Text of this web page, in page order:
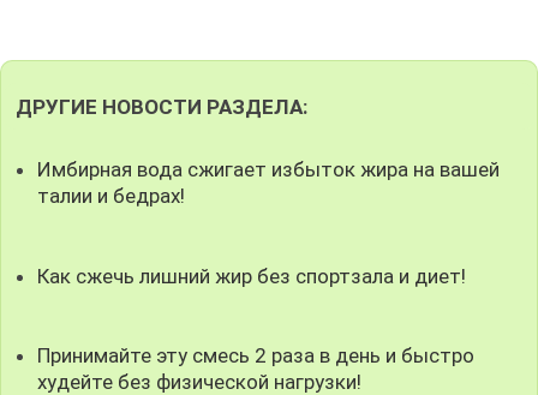
ДРУГИЕ НОВОСТИ РАЗДЕЛА:
Имбирная вода сжигает избыток жира на вашей
талии и бедрах!
Как сжечь лишний жир без спортзала и диет!
Принимайте эту смесь 2 раза в день и быстро
худейте без физической нагрузки!